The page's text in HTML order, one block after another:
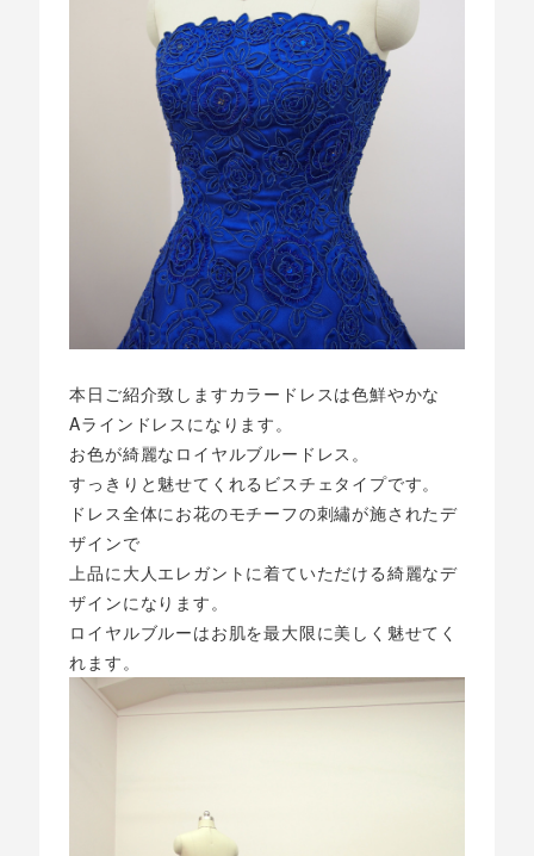
本日ご紹介致しますカラードレスは色鮮やかな
Aラインドレスになります。
お色が綺麗なロイヤルブルードレス。
すっきりと魅せてくれるビスチェタイプです。
ドレス全体にお花のモチーフの刺繡が施されたデ
ザインで
上品に大人エレガントに着ていただける綺麗なデ
ザインになります。
ロイヤルブルーはお肌を最大限に美しく魅せてく
れます。